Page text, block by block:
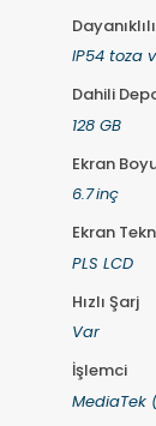
IP54 toza
Dahili
128 GB
Ekran
6.7 inç
Ekran
PLS LCD
Hızlı Şarj
Var
İşlemci
MediaTek